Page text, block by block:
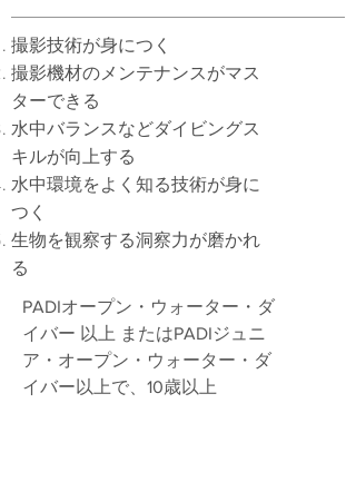
撮影技術が身につく
撮影機材のメンテナンスがマス
ターできる
水中バランスなどダイビングス
キルが向上する
水中環境をよく知る技術が身に
つく
生物を観察する洞察力が磨かれ
る
PADIオープン・ウォーター・ダ
イバー 以上 またはPADIジュニ
ア・オープン・ウォーター・ダ
イバー以上で、10歳以上